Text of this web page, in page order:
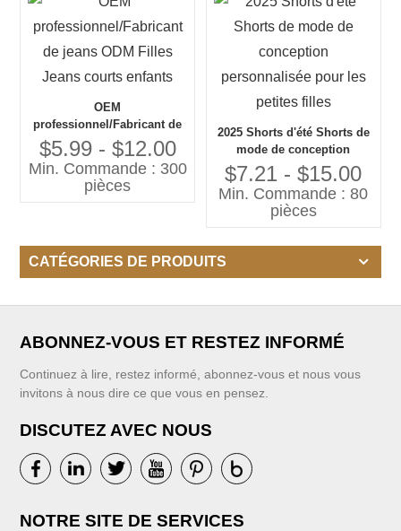
OEM
professionnel/Fabricant de
jeans ODM Filles Jeans
courts enfants
$5.99 - $12.00
Min. Commande : 300
pièces
2025 Shorts d'été Shorts de
mode de conception
personnalisée pour les
petites filles
$7.21 - $15.00
Min. Commande : 80
pièces
CATÉGORIES DE PRODUITS
ABONNEZ-VOUS ET RESTEZ INFORMÉ
Continuez à lire, restez informé, abonnez-vous et nous vous
invitons à nous dire ce que vous en pensez.
DISCUTEZ AVEC NOUS
NOTRE SITE DE SERVICES